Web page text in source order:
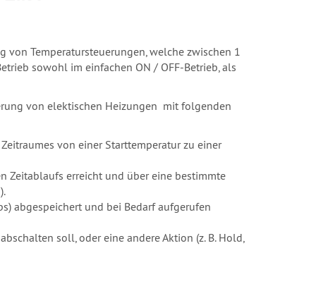
von Temperatursteuerungen, welche zwischen 1
sowohl im einfachen ON / OFF-Betrieb, als
von elektischen Heizungen mit folgenden
von einer Starttemperatur zu einer
Zeitablaufs erreicht und über eine bestimmte
abgespeichert und bei Bedarf aufgerufen
soll, oder eine andere Aktion (z. B. Hold,